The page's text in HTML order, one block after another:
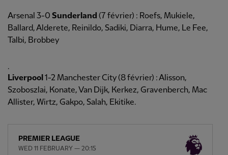
Arsenal 3-0 Sunderland (7 février) : Roefs, Mukiele,
Ballard, Alderete, Reinildo, Sadiki, Diarra, Hume, Le Fee,
Talbi, Brobbey
.
Liverpool 1-2 Manchester City (8 février) : Alisson,
Szoboszlai, Konate, Van Dijk, Kerkez, Gravenberch, Mac
Allister, Wirtz, Gakpo, Salah, Ekitike.
PREMIER LEAGUE
WED 11 FEBRUARY — 20:15